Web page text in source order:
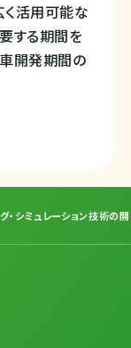
活用可能な
する期間を
開発期間の
シミュレーション技術の